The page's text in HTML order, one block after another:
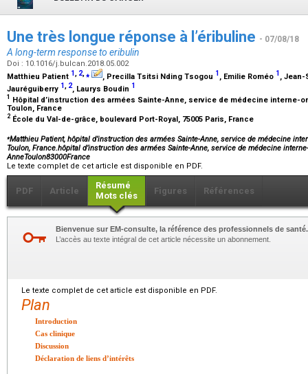
Une très longue réponse à l’éribuline - 07/08/18
A long-term response to eribulin
Doi : 10.1016/j.bulcan.2018.05.002
Matthieu Patient 1, 2,⁎ , Precilla Tsitsi Nding Tsogou 1 , Emilie Roméo 1 ,
Jauréguiberry 1 2, Laurys Boudin 1
1 Hôpital d’instruction des armées Sainte-Anne, service de médecine interne-
Toulon, France
2 École du Val-de-grâce, boulevard Port-Royal, 75005 Paris, France
⁎Matthieu Patient, hôpital d’instruction des armées Sainte-Anne, service de médecine
Toulon, France.hôpital d’instruction des armées Sainte-Anne, service de médecine
AnneToulon83000France
Le texte complet de cet article est disponible en PDF.
PDF Article
Résumé
Mots clés
Figures Références
Bienvenue sur EM-consulte, la référence des professionnels de santé.
L’accès au texte intégral de cet article nécessite un abonnement.
Le texte complet de cet article est disponible en PDF.
Plan
Introduction
Cas clinique
Discussion
Déclaration de liens d’intérêts